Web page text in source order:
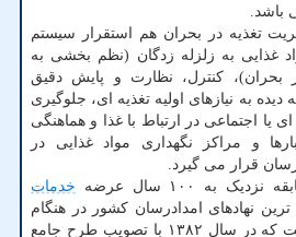
باشد.
تغذیه در بحران هم استقرار سیستم
غذایی به زلزله زدگان (نظم بخشی به
بحران)، کنترل، نظارت و پایش دقیق
به نیازهای اولیه تغذیه ای، جلوگیری
یا اجتماعی در ارتباط با غذا و هماهنگی
و مراکز نگهداری مواد غذایی در
قرار می گیرد.
به ۱۰۰ سال عرضه
خدمات
نهادهای امدادرسان کشور در هنگام
با تصویب طرح جامع